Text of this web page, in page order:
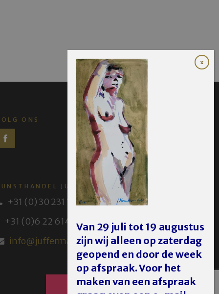
AFSPRAAK MAKEN
ONS
JUFFERMANS
+31 (0) 30 231 14 63
+31 (0)6 22 614 582
info@juffermans.nl
Van 29 juli tot 19 augustus
zijn wij alleen op zaterdag
geopend en door de week
op afspraak. Voor het
maken van een afspraak